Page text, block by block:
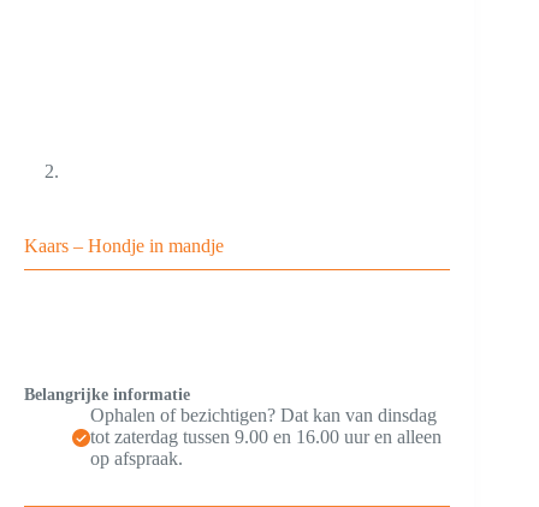
Kaars – Hondje in mandje
Belangrijke informatie
Ophalen of bezichtigen? Dat kan van dinsdag
tot zaterdag tussen 9.00 en 16.00 uur en alleen
op afspraak.